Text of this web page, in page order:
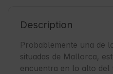
Description
Probablemente una de
situadas de Mallorca,
encuentra en lo alto del